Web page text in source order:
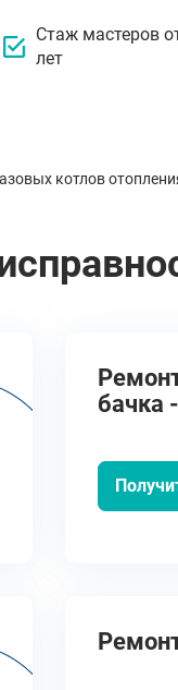
Стаж мастеров
лет
котлов
бачка